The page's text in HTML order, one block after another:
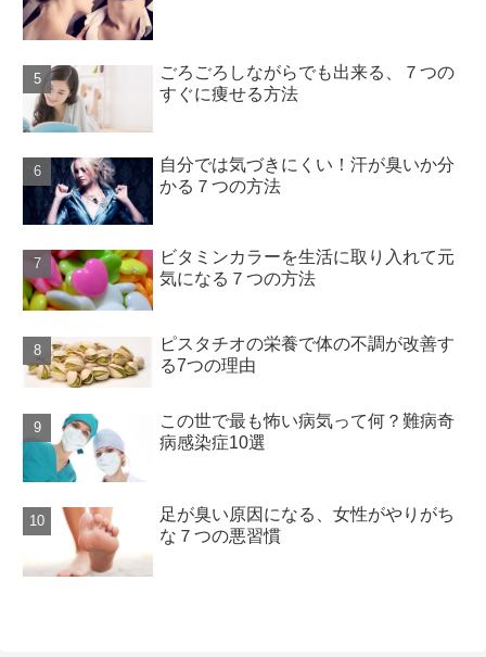
ごろごろしながらでも出来る、７つの
すぐに痩せる方法
自分では気づきにくい！汗が臭いか分
かる７つの方法
ビタミンカラーを生活に取り入れて元
気になる７つの方法
ピスタチオの栄養で体の不調が改善す
る7つの理由
この世で最も怖い病気って何？難病奇
病感染症10選
足が臭い原因になる、女性がやりがち
な７つの悪習慣